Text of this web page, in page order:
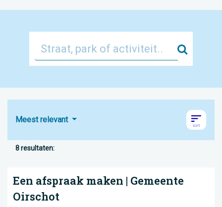
Zoek
Meest relevant
8 resultaten:
Een afspraak maken | Gemeente
Oirschot